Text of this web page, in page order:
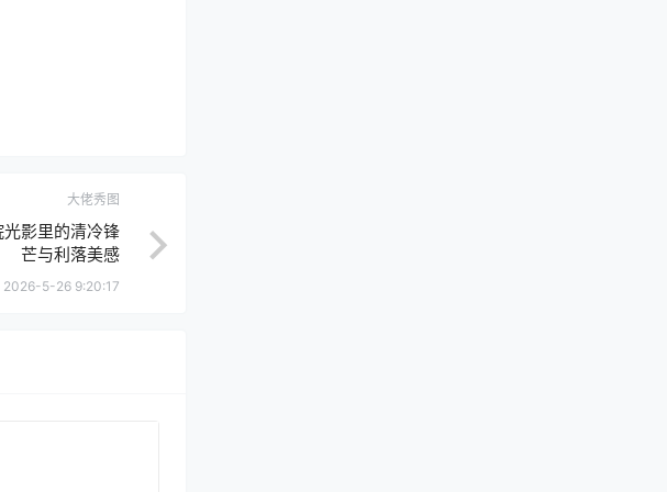
大佬秀图
影里的清冷锋
芒与利落美感
2026-5-26 9:20:17